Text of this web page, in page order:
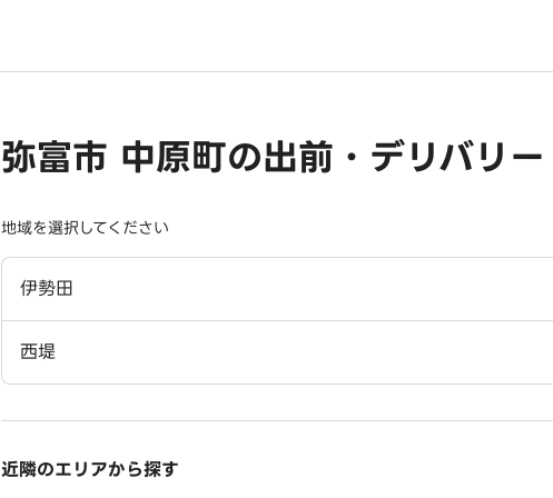
弥富市 中原町の出前・デリバリ
地域を選択してください
伊勢田
西堤
近隣のエリアから探す